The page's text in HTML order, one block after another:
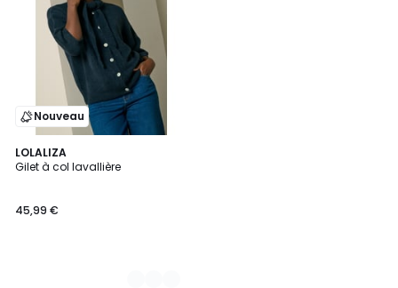
Nouveau
LOLALIZA
Gilet à col lavallière
45,99 €
2
Couleurs